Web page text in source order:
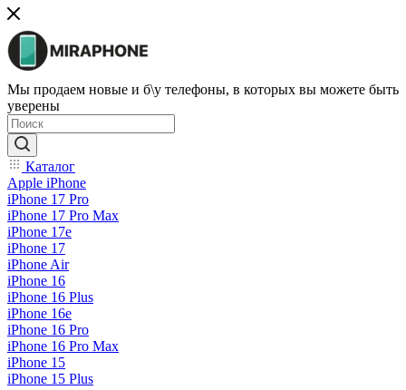
Мы продаем новые и б\у телефоны, в которых вы можете быть
уверены
Каталог
Apple iPhone
iPhone 17 Pro
iPhone 17 Pro Max
iPhone 17e
iPhone 17
iPhone Air
iPhone 16
iPhone 16 Plus
iPhone 16e
iPhone 16 Pro
iPhone 16 Pro Max
iPhone 15
iPhone 15 Plus